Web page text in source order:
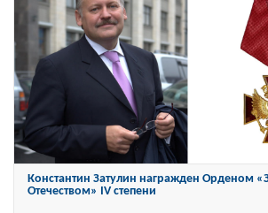
«Своих не бросаем! Флот не опозорим!»